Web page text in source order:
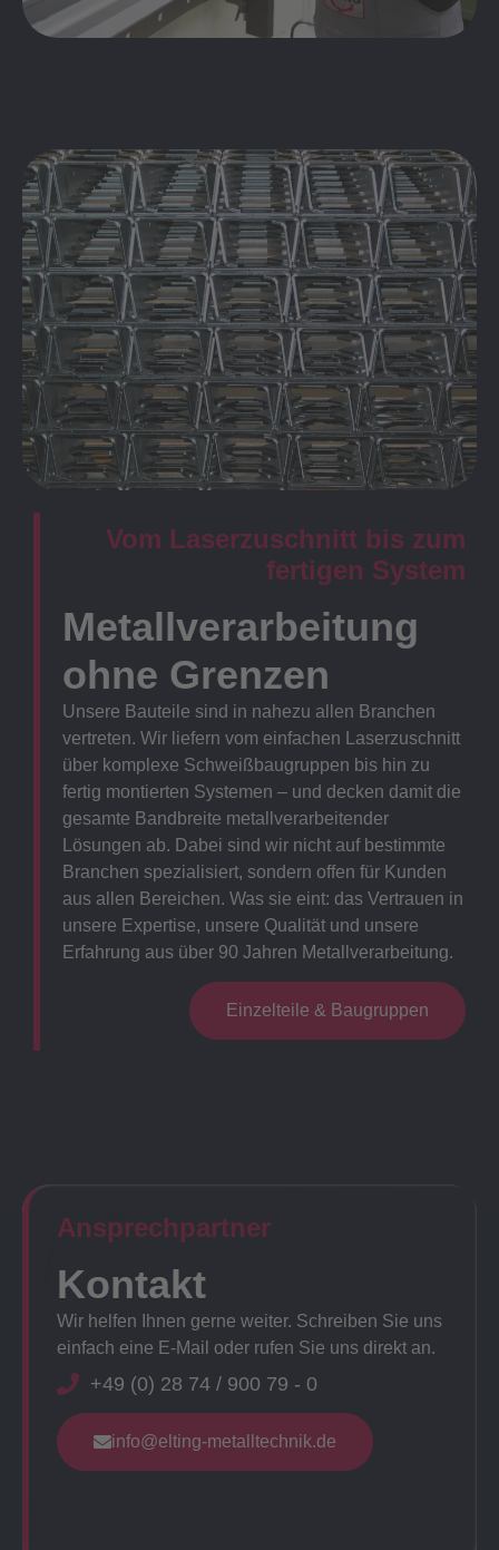
Vom Laserzuschnitt bis zum
fertigen System
Metallverarbeitung
ohne Grenzen
Unsere Bauteile sind in nahezu allen Branchen
vertreten. Wir liefern vom einfachen Laserzuschnitt
über komplexe Schweißbaugruppen bis hin zu
fertig montierten Systemen – und decken damit die
gesamte Bandbreite metallverarbeitender
Lösungen ab. Dabei sind wir nicht auf bestimmte
Branchen spezialisiert, sondern offen für Kunden
aus allen Bereichen. Was sie eint: das Vertrauen in
unsere Expertise, unsere Qualität und unsere
Erfahrung aus über 90 Jahren Metallverarbeitung.
Einzelteile & Baugruppen
Ansprechpartner​
Kontakt
Wir helfen Ihnen gerne weiter. Schreiben Sie uns
einfach eine E-Mail oder rufen Sie uns direkt an.
+49 (0) 28 74 / 900 79 - 0
info@elting-metalltechnik.de